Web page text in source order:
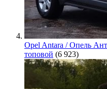
Opel Antara / Опель
топовой (6 923)